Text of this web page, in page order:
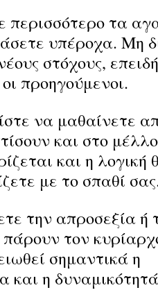
τα
υπέροχα. Μη
στόχους,
προηγούμενοι.
να μαθαίνετε
και στο
και η λογική
με το σπαθί
την απροσεξία ή
τον
σημαντικά η
και η